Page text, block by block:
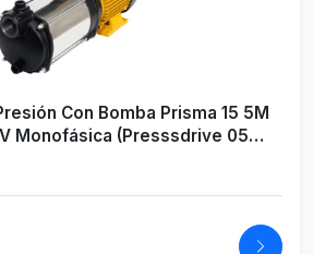
Con Bomba Prisma 15 5M
Monofásica (Presssdrive 05